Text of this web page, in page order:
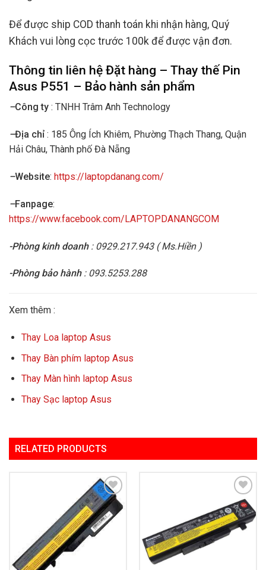
Để được ship COD thanh toán khi nhận hàng, Quý
Khách vui lòng cọc trước 100k để được vận đơn.
Thông tin liên hệ Đặt hàng – Thay thế Pin
Asus P551 – Bảo hành sản phẩm
–Công ty : TNHH Trâm Anh Technology
–Địa chỉ : 185 Ông Ích Khiêm, Phường Thạch Thang, Quận
Hải Châu, Thành phố Đà Nẵng
–Website: https://laptopdanang.com/
–Fanpage:
https://www.facebook.com/LAPTOPDANANGCOM
-Phòng kinh doanh: 0929.217.943 ( Ms.Hiền )
-Phòng bảo hành: 093.5253.288
Xem thêm :
Thay Loa laptop Asus
Thay Bàn phím laptop Asus
Thay Màn hình laptop Asus
Thay Sạc laptop Asus
RELATED PRODUCTS
Add to
Wishlist
Add to
Wishlist